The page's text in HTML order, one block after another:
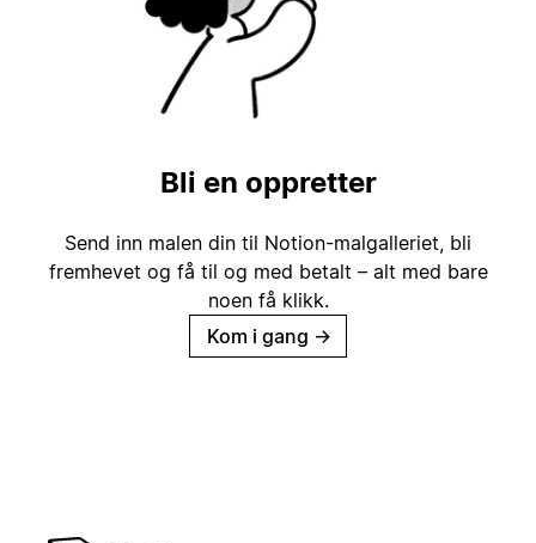
Bli en oppretter
Send inn malen din til Notion-malgalleriet, bli
fremhevet og få til og med betalt – alt med bare
noen få klikk.
Kom i gang →